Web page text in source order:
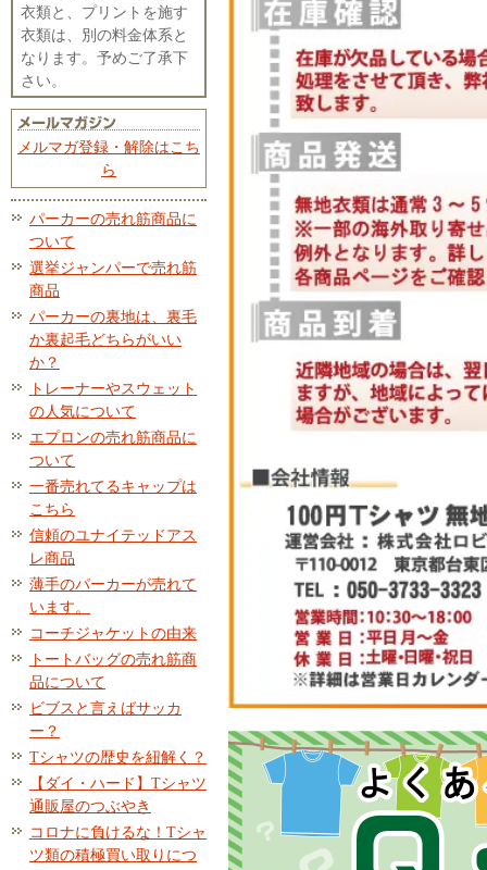
衣類と、プリントを施す
衣類は、別の料金体系と
なります。予めご了承下
さい。
メルマガ登録・解除はこち
ら
パーカーの売れ筋商品に
ついて
選挙ジャンパーで売れ筋
商品
パーカーの裏地は、裏毛
か裏起毛どちらがいい
か？
トレーナーやスウェット
の人気について
エプロンの売れ筋商品に
ついて
一番売れてるキャップは
こちら
信頼のユナイテッドアス
レ商品
薄手のパーカーが売れて
います。
コーチジャケットの由来
トートバッグの売れ筋商
品について
ビブスと言えばサッカ
ー？
Tシャツの歴史を紐解く？
【ダイ・ハード】Tシャツ
通販屋のつぶやき
コロナに負けるな！Tシャ
ツ類の積極買い取りにつ